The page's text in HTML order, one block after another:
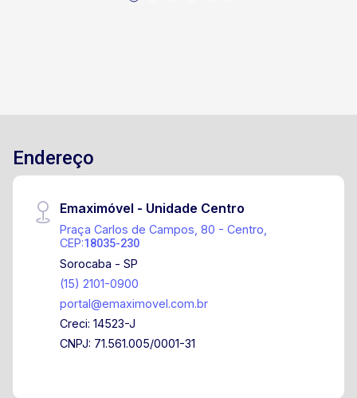
Endereço
Emaximóvel - Unidade Centro
Praça Carlos de Campos, 80 - Centro,
CEP:18035-230
Sorocaba - SP
(15) 2101-0900
portal@emaximovel.com.br
Creci: 14523-J
CNPJ: 71.561.005/0001-31